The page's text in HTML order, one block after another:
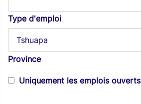
Type d'emploi
Province
Uniquement les emplois ouverts